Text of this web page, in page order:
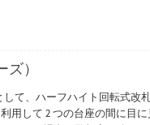
）
して、ハーフハイト回転式改
用して 2 つの台座の間に目